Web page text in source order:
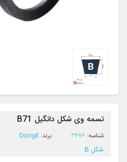
تسمه وی شکل دانگیل B71
ﺷﻨﺎﺳﻪ: 3476 ﺑﺮﻧﺪ: Dongil
شکل B